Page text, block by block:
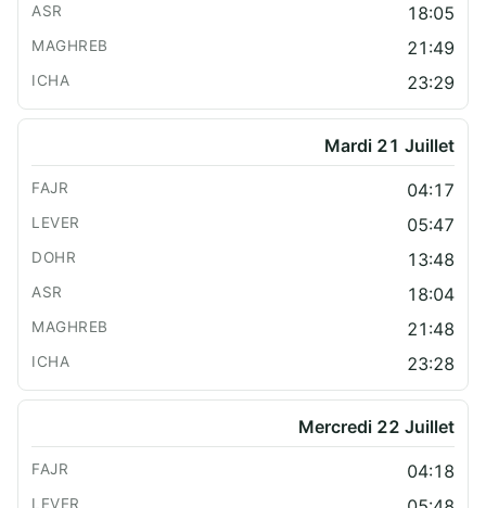
18:05
21:49
23:29
Mardi 21 Juillet
04:17
05:47
13:48
18:04
21:48
23:28
Mercredi 22 Juillet
04:18